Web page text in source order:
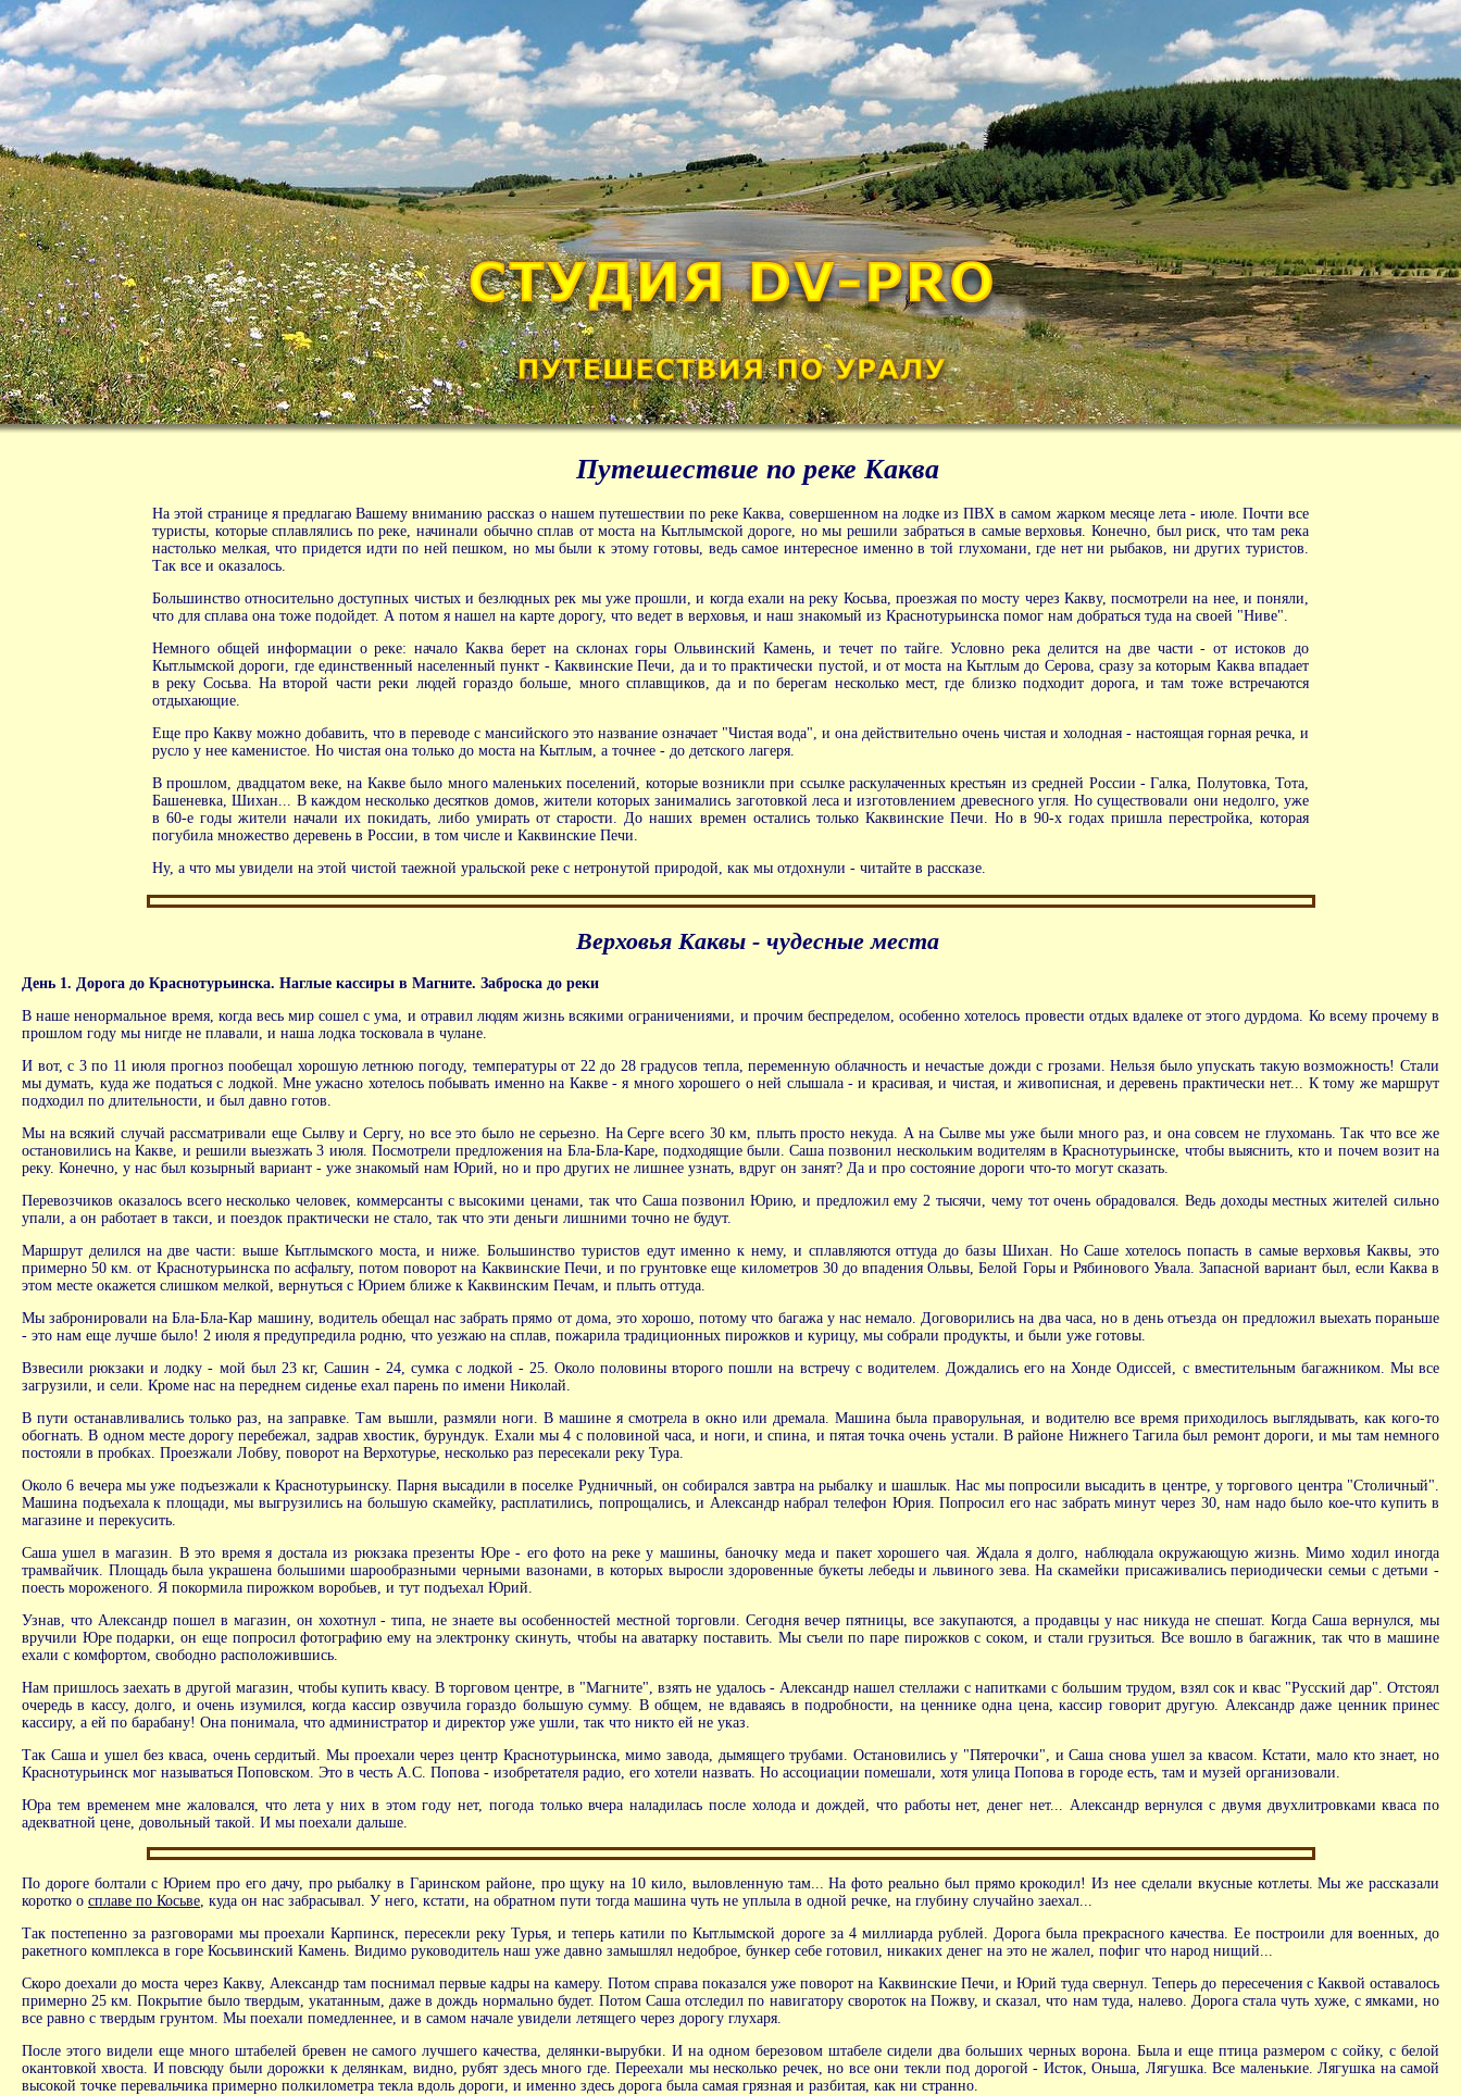
Путешествие по реке Каква
На этой странице я предлагаю Вашему вниманию рассказ о нашем путешествии по реке Каква, совершенном на лодке из ПВХ в самом жарком месяце лета - июле. Почти все
туристы, которые сплавлялись по реке, начинали обычно сплав от моста на Кытлымской дороге, но мы решили забраться в самые верховья. Конечно, был риск, что там река
настолько мелкая, что придется идти по ней пешком, но мы были к этому готовы, ведь самое интересное именно в той глухомани, где нет ни рыбаков, ни других туристов.
Так все и оказалось.
Большинство относительно доступных чистых и безлюдных рек мы уже прошли, и когда ехали на реку Косьва, проезжая по мосту через Какву, посмотрели на нее, и поняли,
что для сплава она тоже подойдет. А потом я нашел на карте дорогу, что ведет в верховья, и наш знакомый из Краснотурьинска помог нам добраться туда на своей "Ниве".
Немного общей информации о реке: начало Каква берет на склонах горы Ольвинский Камень, и течет по тайге. Условно река делится на две части - от истоков до
Кытлымской дороги, где единственный населенный пункт - Каквинские Печи, да и то практически пустой, и от моста на Кытлым до Серова, сразу за которым Каква впадает
в реку Сосьва. На второй части реки людей гораздо больше, много сплавщиков, да и по берегам несколько мест, где близко подходит дорога, и там тоже встречаются
отдыхающие.
Еще про Какву можно добавить, что в переводе с мансийского это название означает "Чистая вода", и она действительно очень чистая и холодная - настоящая горная речка, и
русло у нее каменистое. Но чистая она только до моста на Кытлым, а точнее - до детского лагеря.
В прошлом, двадцатом веке, на Какве было много маленьких поселений, которые возникли при ссылке раскулаченных крестьян из средней России - Галка, Полутовка, Тота,
Башеневка, Шихан... В каждом несколько десятков домов, жители которых занимались заготовкой леса и изготовлением древесного угля. Но существовали они недолго, уже
в 60-е годы жители начали их покидать, либо умирать от старости. До наших времен остались только Каквинские Печи. Но в 90-х годах пришла перестройка, которая
погубила множество деревень в России, в том числе и Каквинские Печи.
Ну, а что мы увидели на этой чистой таежной уральской реке с нетронутой природой, как мы отдохнули - читайте в рассказе.
Верховья Каквы - чудесные места
День 1. Дорога до Краснотурьинска. Наглые кассиры в Магните. Заброска до реки
В наше ненормальное время, когда весь мир сошел с ума, и отравил людям жизнь всякими ограничениями, и прочим беспределом, особенно хотелось провести отдых вдалеке от этого дурдома. Ко всему прочему в
прошлом году мы нигде не плавали, и наша лодка тосковала в чулане.
И вот, с 3 по 11 июля прогноз пообещал хорошую летнюю погоду, температуры от 22 до 28 градусов тепла, переменную облачность и нечастые дожди с грозами. Нельзя было упускать такую возможность! Стали
мы думать, куда же податься с лодкой. Мне ужасно хотелось побывать именно на Какве - я много хорошего о ней слышала - и красивая, и чистая, и живописная, и деревень практически нет... К тому же маршрут
подходил по длительности, и был давно готов.
Мы на всякий случай рассматривали еще Сылву и Сергу, но все это было не серьезно. На Серге всего 30 км, плыть просто некуда. А на Сылве мы уже были много раз, и она совсем не глухомань. Так что все же
остановились на Какве, и решили выезжать 3 июля. Посмотрели предложения на Бла-Бла-Каре, подходящие были. Саша позвонил нескольким водителям в Краснотурьинске, чтобы выяснить, кто и почем возит на
реку. Конечно, у нас был козырный вариант - уже знакомый нам Юрий, но и про других не лишнее узнать, вдруг он занят? Да и про состояние дороги что-то могут сказать.
Перевозчиков оказалось всего несколько человек, коммерсанты с высокими ценами, так что Саша позвонил Юрию, и предложил ему 2 тысячи, чему тот очень обрадовался. Ведь доходы местных жителей сильно
упали, а он работает в такси, и поездок практически не стало, так что эти деньги лишними точно не будут.
Маршрут делился на две части: выше Кытлымского моста, и ниже. Большинство туристов едут именно к нему, и сплавляются оттуда до базы Шихан. Но Саше хотелось попасть в самые верховья Каквы, это
примерно 50 км. от Краснотурьинска по асфальту, потом поворот на Каквинские Печи, и по грунтовке еще километров 30 до впадения Ольвы, Белой Горы и Рябинового Увала. Запасной вариант был, если Каква в
этом месте окажется слишком мелкой, вернуться с Юрием ближе к Каквинским Печам, и плыть оттуда.
Мы забронировали на Бла-Бла-Кар машину, водитель обещал нас забрать прямо от дома, это хорошо, потому что багажа у нас немало. Договорились на два часа, но в день отъезда он предложил выехать пораньше
- это нам еще лучше было! 2 июля я предупредила родню, что уезжаю на сплав, пожарила традиционных пирожков и курицу, мы собрали продукты, и были уже готовы.
Взвесили рюкзаки и лодку - мой был 23 кг, Сашин - 24, сумка с лодкой - 25. Около половины второго пошли на встречу с водителем. Дождались его на Хонде Одиссей, с вместительным багажником. Мы все
загрузили, и сели. Кроме нас на переднем сиденье ехал парень по имени Николай.
В пути останавливались только раз, на заправке. Там вышли, размяли ноги. В машине я смотрела в окно или дремала. Машина была праворульная, и водителю все время приходилось выглядывать, как кого-то
обогнать. В одном месте дорогу перебежал, задрав хвостик, бурундук. Ехали мы 4 с половиной часа, и ноги, и спина, и пятая точка очень устали. В районе Нижнего Тагила был ремонт дороги, и мы там немного
постояли в пробках. Проезжали Лобву, поворот на Верхотурье, несколько раз пересекали реку Тура.
Около 6 вечера мы уже подъезжали к Краснотурьинску. Парня высадили в поселке Рудничный, он собирался завтра на рыбалку и шашлык. Нас мы попросили высадить в центре, у торгового центра "Столичный".
Машина подъехала к площади, мы выгрузились на большую скамейку, расплатились, попрощались, и Александр набрал телефон Юрия. Попросил его нас забрать минут через 30, нам надо было кое-что купить в
магазине и перекусить.
Саша ушел в магазин. В это время я достала из рюкзака презенты Юре - его фото на реке у машины, баночку меда и пакет хорошего чая. Ждала я долго, наблюдала окружающую жизнь. Мимо ходил иногда
трамвайчик. Площадь была украшена большими шарообразными черными вазонами, в которых выросли здоровенные букеты лебеды и львиного зева. На скамейки присаживались периодически семьи с детьми -
поесть мороженого. Я покормила пирожком воробьев, и тут подъехал Юрий.
Узнав, что Александр пошел в магазин, он хохотнул - типа, не знаете вы особенностей местной торговли. Сегодня вечер пятницы, все закупаются, а продавцы у нас никуда не спешат. Когда Саша вернулся, мы
вручили Юре подарки, он еще попросил фотографию ему на электронку скинуть, чтобы на аватарку поставить. Мы съели по паре пирожков с соком, и стали грузиться. Все вошло в багажник, так что в машине
ехали с комфортом, свободно расположившись.
Нам пришлось заехать в другой магазин, чтобы купить квасу. В торговом центре, в "Магните", взять не удалось - Александр нашел стеллажи с напитками с большим трудом, взял сок и квас "Русский дар". Отстоял
очередь в кассу, долго, и очень изумился, когда кассир озвучила гораздо большую сумму. В общем, не вдаваясь в подробности, на ценнике одна цена, кассир говорит другую. Александр даже ценник принес
кассиру, а ей по барабану! Она понимала, что администратор и директор уже ушли, так что никто ей не указ.
Так Саша и ушел без кваса, очень сердитый. Мы проехали через центр Краснотурьинска, мимо завода, дымящего трубами. Остановились у "Пятерочки", и Саша снова ушел за квасом. Кстати, мало кто знает, но
Краснотурьинск мог называться Поповском. Это в честь А.С. Попова - изобретателя радио, его хотели назвать. Но ассоциации помешали, хотя улица Попова в городе есть, там и музей организовали.
Юра тем временем мне жаловался, что лета у них в этом году нет, погода только вчера наладилась после холода и дождей, что работы нет, денег нет... Александр вернулся с двумя двухлитровками кваса по
адекватной цене, довольный такой. И мы поехали дальше.
По дороге болтали с Юрием про его дачу, про рыбалку в Гаринском районе, про щуку на 10 кило, выловленную там... На фото реально был прямо крокодил! Из нее сделали вкусные котлеты. Мы же рассказали
коротко о сплаве по Косьве, куда он нас забрасывал. У него, кстати, на обратном пути тогда машина чуть не уплыла в одной речке, на глубину случайно заехал...
Так постепенно за разговорами мы проехали Карпинск, пересекли реку Турья, и теперь катили по Кытлымской дороге за 4 миллиарда рублей. Дорога была прекрасного качества. Ее построили для военных, до
ракетного комплекса в горе Косьвинский Камень. Видимо руководитель наш уже давно замышлял недоброе, бункер себе готовил, никаких денег на это не жалел, пофиг что народ нищий...
Скоро доехали до моста через Какву, Александр там поснимал первые кадры на камеру. Потом справа показался уже поворот на Каквинские Печи, и Юрий туда свернул. Теперь до пересечения с Каквой оставалось
примерно 25 км. Покрытие было твердым, укатанным, даже в дождь нормально будет. Потом Саша отследил по навигатору свороток на Пожву, и сказал, что нам туда, налево. Дорога стала чуть хуже, с ямками, но
все равно с твердым грунтом. Мы поехали помедленнее, и в самом начале увидели летящего через дорогу глухаря.
После этого видели еще много штабелей бревен не самого лучшего качества, делянки-вырубки. И на одном березовом штабеле сидели два больших черных ворона. Была и еще птица размером с сойку, с белой
окантовкой хвоста. И повсюду были дорожки к делянкам, видно, рубят здесь много где. Переехали мы несколько речек, но все они текли под дорогой - Исток, Оньша, Лягушка. Все маленькие. Лягушка на самой
высокой точке перевальчика примерно полкилометра текла вдоль дороги, и именно здесь дорога была самая грязная и разбитая, как ни странно.